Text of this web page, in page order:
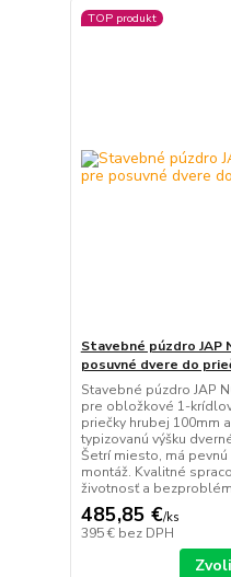
TOP produkt
Stavebné púzdro JAP
posuvné dvere do
Stavebné púzdro JAP
pre obložkové 1-
priečky hrubej 100mm
typizovanú výšku
Šetrí miesto, má
montáž. Kvalitné
životnosť a
485,85 €/ks
395 € bez DPH